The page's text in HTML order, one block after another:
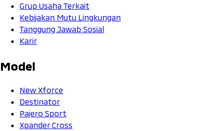
Grup Usaha Terkait
Kebijakan Mutu Lingkungan
Tanggung Jawab Sosial
Karir
Model
New Xforce
Destinator
Pajero Sport
Xpander Cross